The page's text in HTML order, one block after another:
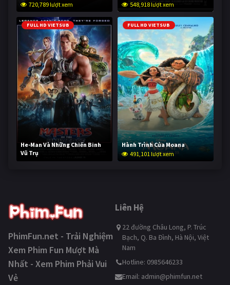
720,789 lượt xem
548,918 lượt xem
FULL HD VIETSUB
He-Man Và Những Chiến Binh
Vũ Trụ
239,933 lượt xem
FULL HD VIETSUB
Hành Trình Của Moana
491,101 lượt xem
PhimFun.net - Trải Nghiệm
Xem Phim Fun Mượt Mà
Nhất - Xem Phim Phải Vui
Vẻ
Liên Hệ
22 đường Châu Long, P. Trúc
Bạch, Q. Ba Đình, Hà Nội, Việt
Nam
Hotline: 0985646233
Email: admin@phimfun.net